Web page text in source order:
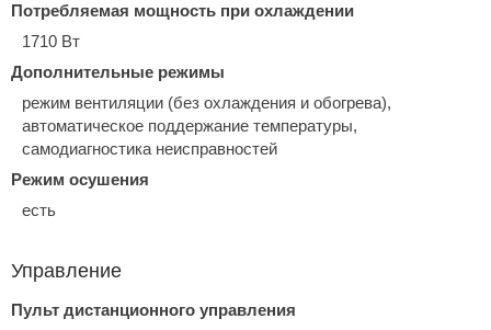
Потребляемая мощность при охлаждении
1710 Вт
Дополнительные режимы
режим вентиляции (без охлаждения и обогрева),
автоматическое поддержание температуры,
самодиагностика неисправностей
Режим осушения
есть
Управление
Пульт дистанционного управления